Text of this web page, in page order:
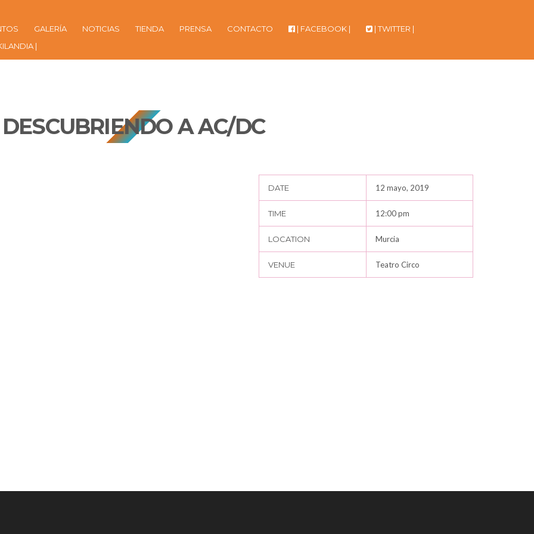
GALERÍA NOTICIAS TIENDA PRENSA CONTACTO | FACEBOOK |
| TWITTER |
|
DESCUBRIENDO A AC/DC
DATE 12 mayo, 2019
TIME 12:00 pm
LOCATION Murcia
VENUE Teatro Circo